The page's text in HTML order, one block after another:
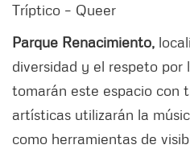
Tríptico – Queer
Parque Renacimiento,
diversidad y el respeto por
tomarán este espacio con
artísticas utilizarán la
como herramientas de